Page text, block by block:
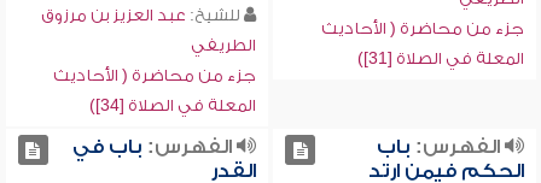
جزء من محاضرة ( الأحاديث
المعلة في الصلاة [31])
للشيخ: عبد العزيز بن مرزوق
الطريفي
جزء من محاضرة ( الأحاديث
المعلة في الصلاة [34])
الفهرس: باب
الحكم فيمن ارتد
الفهرس: باب في
القدر